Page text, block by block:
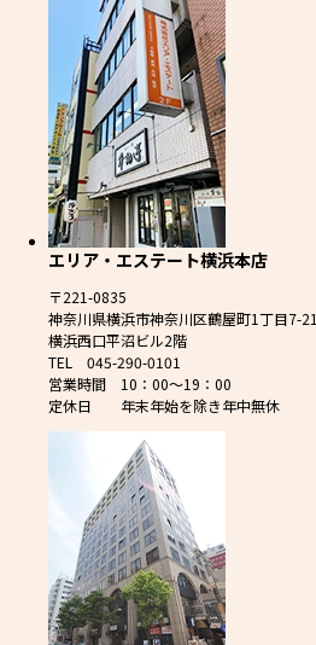
エリア・エステート横浜本店
〒221-0835
神奈川県横浜市神奈川区鶴屋町1丁目7-21
横浜西口平沼ビル2階
TEL 045-290-0101
営業時間 10：00～19：00
定休日 年末年始を除き年中無休